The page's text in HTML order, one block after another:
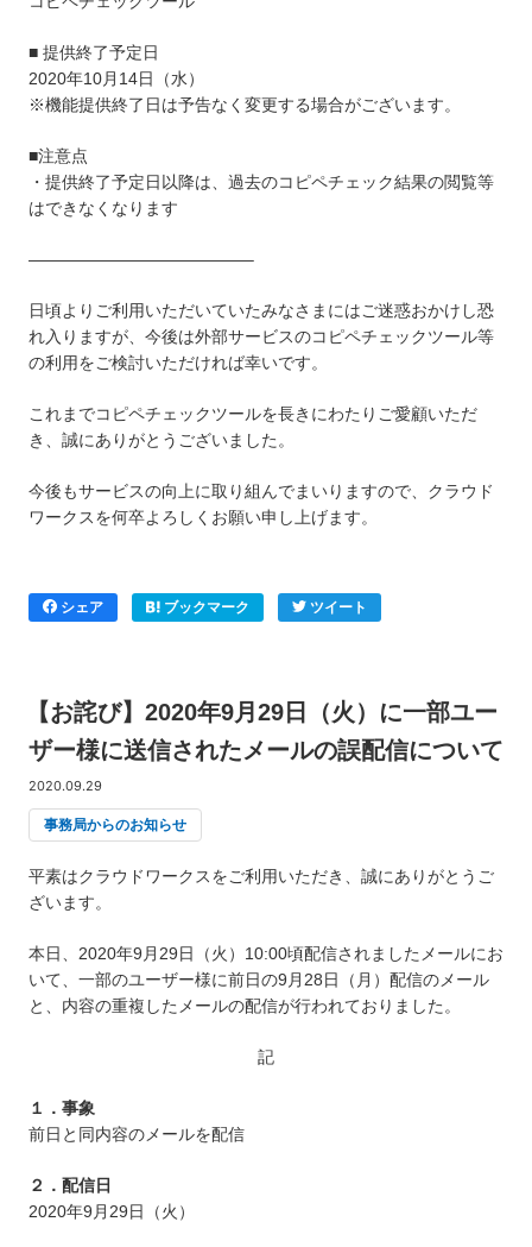
■ 提供終了予定日
2020年10月14日（水）
※機能提供終了日は予告なく変更する場合がございます。
■注意点
・提供終了予定日以降は、過去のコピペチェック結果の閲覧等
はできなくなります
—————————————–
日頃よりご利用いただいていたみなさまにはご迷惑おかけし恐
れ入りますが、今後は外部サービスのコピペチェックツール等
の利用をご検討いただければ幸いです。
これまでコピペチェックツールを長きにわたりご愛顧いただ
き、誠にありがとうございました。
今後もサービスの向上に取り組んでまいりますので、クラウド
ワークスを何卒よろしくお願い申し上げます。
シェア ブックマーク ツイート
【お詫び】2020年9月29日（火）に一部ユー
ザー様に送信されたメールの誤配信について
2020.09.29
事務局からのお知らせ
平素はクラウドワークスをご利用いただき、誠にありがとうご
ざいます。
本日、2020年9月29日（火）10:00頃配信されましたメールにお
いて、一部のユーザー様に前日の9月28日（月）配信のメール
と、内容の重複したメールの配信が行われておりました。
記
１．事象
前日と同内容のメールを配信
２．配信日
2020年9月29日（火）